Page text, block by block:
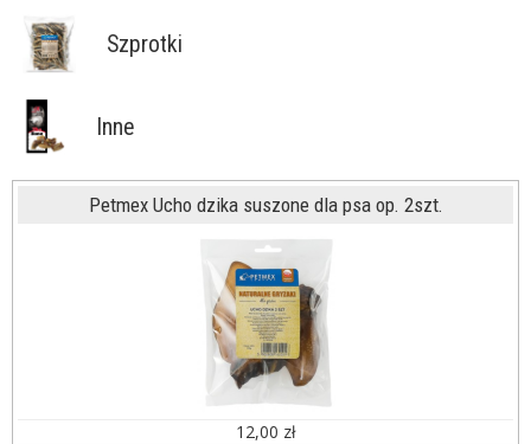
Szprotki
Inne
Petmex Ucho dzika suszone dla psa op. 2szt.
12,00 zł